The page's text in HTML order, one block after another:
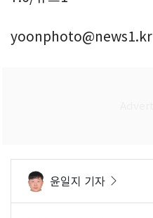
yoonphoto@news1.kr
윤일지 기자